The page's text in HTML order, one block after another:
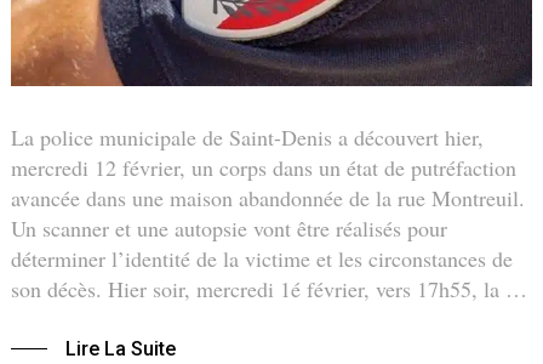
La police municipale de Saint-Denis a découvert hier,
mercredi 12 février, un corps dans un état de putréfaction
avancée dans une maison abandonnée de la rue Montreuil.
Un scanner et une autopsie vont être réalisés pour
déterminer l’identité de la victime et les circonstances de
son décès. Hier soir, mercredi 1é février, vers 17h55, la …
Lire La Suite